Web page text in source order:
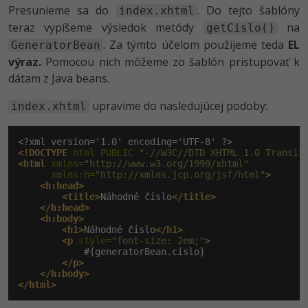
Presunieme sa do index.xhtml . Do tejto šablóny
teraz vypíšeme výsledok metódy
getCislo() na
GeneratorBean . Za týmto účelom použijeme teda EL
výraz. Pomocou nich môžeme zo šablón pristupovať k
dátam z Java beans.
index.xhtml upravíme do nasledujúcej podoby:
<!DOCTYPE html PUBLIC
"-//W3C//DTD XHTML 1.0
<html
xmlns="http://www.w3.org/1999/xhtml"
      xmlns:h=
"http://xmlns.jcp.org/jsf/html">
<h:head>
<title>Náhodné číslo</title>
</h:head>
<h:body>
<h1>Náhodné číslo</h1>
<p style="font-size: 2em;">
            #{generatorBean.cislo}
</p>
</h:body>
</html>